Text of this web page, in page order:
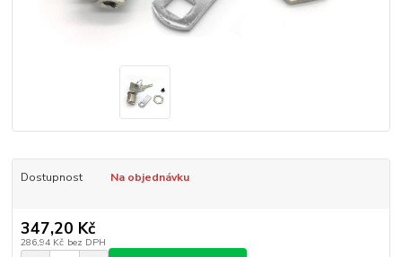
Dostupnost Na objednávku
347,20 Kč
286,94 Kč bez DPH